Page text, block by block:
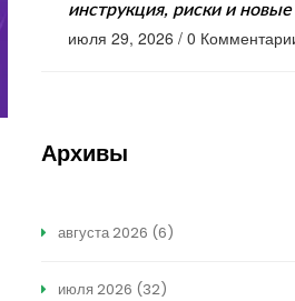
инструкция, риски и
июля 29, 2026 / 0
Архивы
августа 2026 (6)
июля 2026 (32)